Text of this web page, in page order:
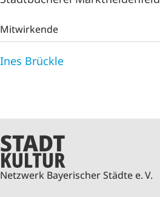
Mitwirkende
Ines Brückle
Netzwerk Bayerischer Städte e. V.